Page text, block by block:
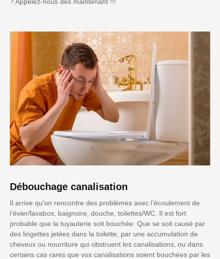
Débouchage canalisation
Il arrive qu'on rencontre des problèmes avec l’écoulement de
l’évier/lavabos, baignoire, douche, toilettes/WC. Il est fort
probable que la tuyauterie soit bouchée. Que se soit causé par
des lingettes jetées dans la toilette, par une accumulation de
cheveux ou nourriture qui obstruent les canalisations, ou dans
certains cas rares que vos canalisations soient bouchées par les